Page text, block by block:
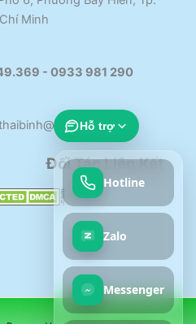
Minh
- 0933 981 290​
Đối Tác Liên Kết
Hỗ trợ
Hotline
Zalo
Messenger